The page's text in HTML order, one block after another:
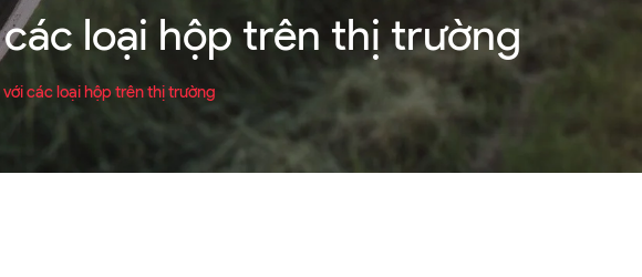
loại hộp trên thị trường
các loại hộp trên thị trường